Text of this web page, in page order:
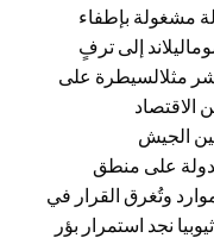
مشغولة بإطفاء
إلى ترفٍ
مثلالسيطرة على
الاقتصاد
الجيش
على منطق
وتُغرق القرار في
نجد استمرار بؤر